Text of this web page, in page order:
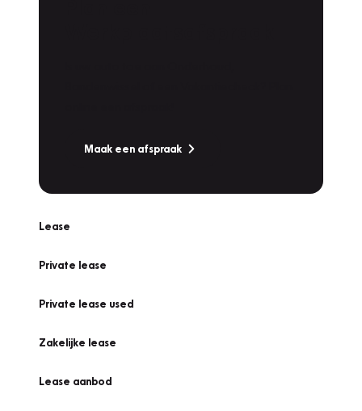
Maak een afspraak
Lease
Private lease
Private lease used
Zakelijke lease
Lease aanbod